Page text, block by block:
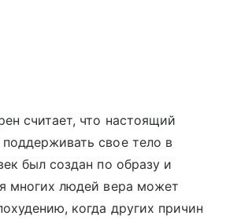
считает, что настоящий
свое тело в
был создан по образу и
многих людей вера может
когда других причин